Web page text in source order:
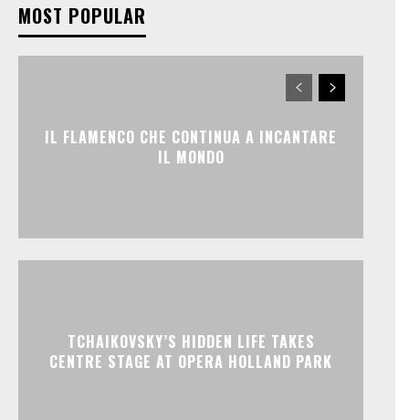
MOST POPULAR
IL FLAMENCO CHE CONTINUA A INCANTARE
IL MONDO
TCHAIKOVSKY’S HIDDEN LIFE TAKES
CENTRE STAGE AT OPERA HOLLAND PARK